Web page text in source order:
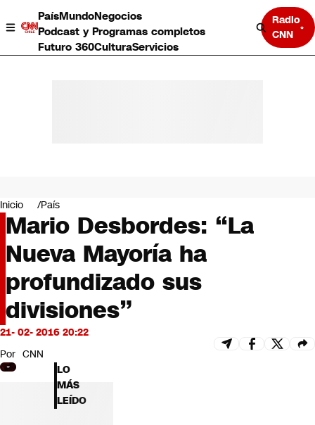
PaísMundoNegocios
Podcast y Programas completos
Futuro 360CulturaServicios
Radio
CNN
Negocios
Deportes
Programas completos
Cultura
Servicios
Bits
CNN tiempo
Futuro 360
Inicio País
Mario Desbordes: “La
Nueva Mayoría ha
profundizado sus
divisiones”
21- 02- 2016 20:22
Por CNN
LO
MÁS
LEÍDO